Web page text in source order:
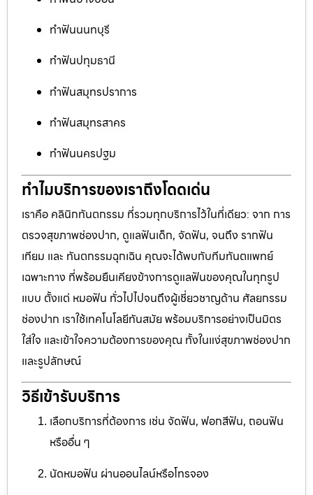
ทำฟันนนทบุรี
ทำฟันปทุมธานี
ทำฟันสมุทรปราการ
ทำฟันสมุทรสาคร
ทำฟันนครปฐม
ทำไมบริการของเราถึงโดดเด่น
เราคือ คลินิกทันตกรรม ที่รวมทุกบริการไว้ในที่เดียว: จาก การ
ตรวจสุขภาพช่องปาก, ดูแลฟันเด็ก, จัดฟัน, จนถึง รากฟัน
เทียม และ ทันตกรรมฉุกเฉิน คุณจะได้พบกับทีมทันตแพทย์
เฉพาะทาง ที่พร้อมยืนเคียงข้างการดูแลฟันของคุณในทุกรูป
แบบ ตั้งแต่ หมอฟัน ทั่วไปไปจนถึงผู้เชี่ยวชาญด้าน ศัลยกรรม
ช่องปาก เราใช้เทคโนโลยีทันสมัย พร้อมบริการอย่างเป็นมิตร
ใส่ใจ และเข้าใจความต้องการของคุณ ทั้งในแง่สุขภาพช่องปาก
และรูปลักษณ์
วิธีเข้ารับบริการ
เลือกบริการที่ต้องการ เช่น จัดฟัน, ฟอกสีฟัน, ถอนฟัน
หรืออื่น ๆ
นัดหมอฟัน ผ่านออนไลน์หรือโทรจอง